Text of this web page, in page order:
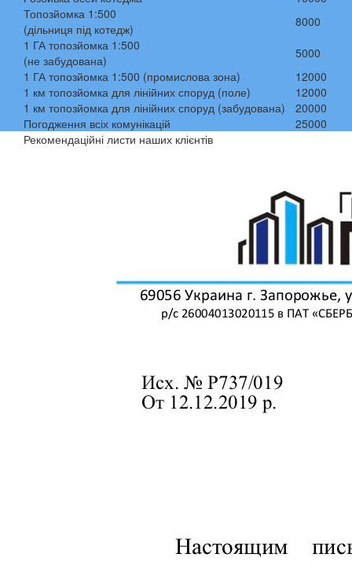
Топозйомка 1:500
(дільниця під котедж)
8000
1 ГА топозйомка 1:500
(не забудована)
5000
1 ГА топозйомка 1:500 (промислова зона)
12000
1 км топозйомка для лінійних споруд (поле)
12000
1 км топозйомка для лінійних споруд (забудована)
20000
Погодження всіх комунікацій
25000
Рекомендаційні листи наших клієнтів